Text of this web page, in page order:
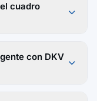
cuadro
con DKV